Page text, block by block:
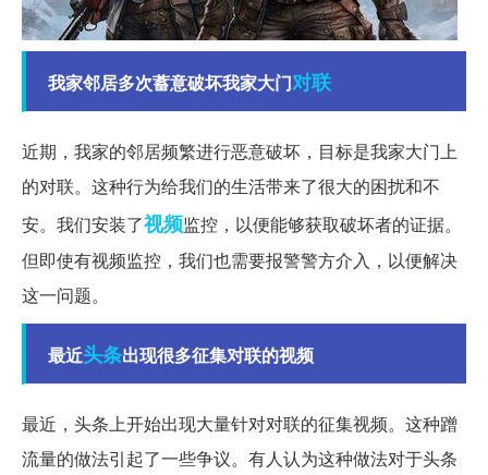
我家邻居多次蓄意破坏我家大门对联
近期，我家的邻居频繁进行恶意破坏，目标是我家大门上
的对联。这种行为给我们的生活带来了很大的困扰和不
安。我们安装了视频监控，以便能够获取破坏者的证据。
但即使有视频监控，我们也需要报警警方介入，以便解决
这一问题。
最近头条出现很多征集对联的视频
最近，头条上开始出现大量针对对联的征集视频。这种蹭
流量的做法引起了一些争议。有人认为这种做法对于头条